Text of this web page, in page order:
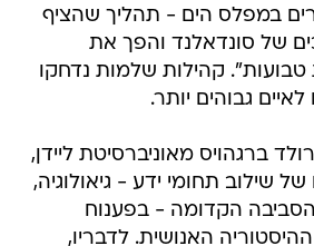
מ־120 מטרים במפלס הים - תהליך שהציף
של סונדאלנד והפך את
קהילות שלמות נדחקו
גבוהים יותר.
ברגהויס מאוניברסיטת ליידן,
שילוב תחומי ידע - גיאולוגיה,
הסביבה הקדומה - בפענוח
האנושית. לדבריו,